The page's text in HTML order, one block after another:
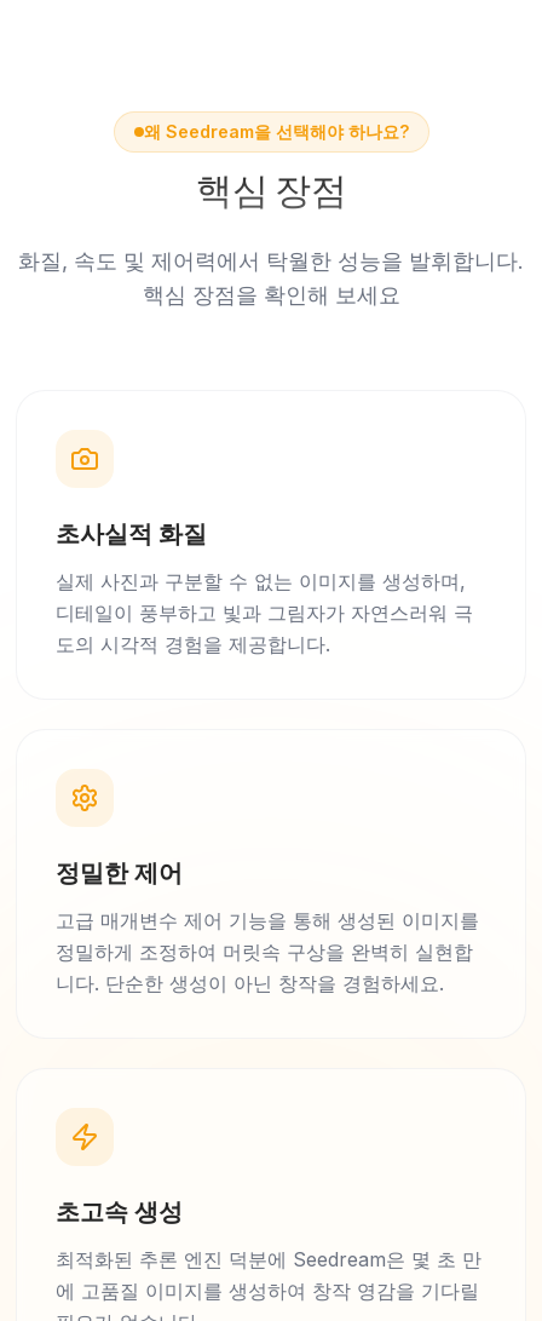
왜 Seedream을 선택해야 하나요?
핵심 장점
화질, 속도 및 제어력에서 탁월한 성능을 발휘합니다.
핵심 장점을 확인해 보세요
초사실적 화질
실제 사진과 구분할 수 없는 이미지를 생성하며,
디테일이 풍부하고 빛과 그림자가 자연스러워 극
도의 시각적 경험을 제공합니다.
정밀한 제어
고급 매개변수 제어 기능을 통해 생성된 이미지를
정밀하게 조정하여 머릿속 구상을 완벽히 실현합
니다. 단순한 생성이 아닌 창작을 경험하세요.
초고속 생성
최적화된 추론 엔진 덕분에 Seedream은 몇 초 만
에 고품질 이미지를 생성하여 창작 영감을 기다릴